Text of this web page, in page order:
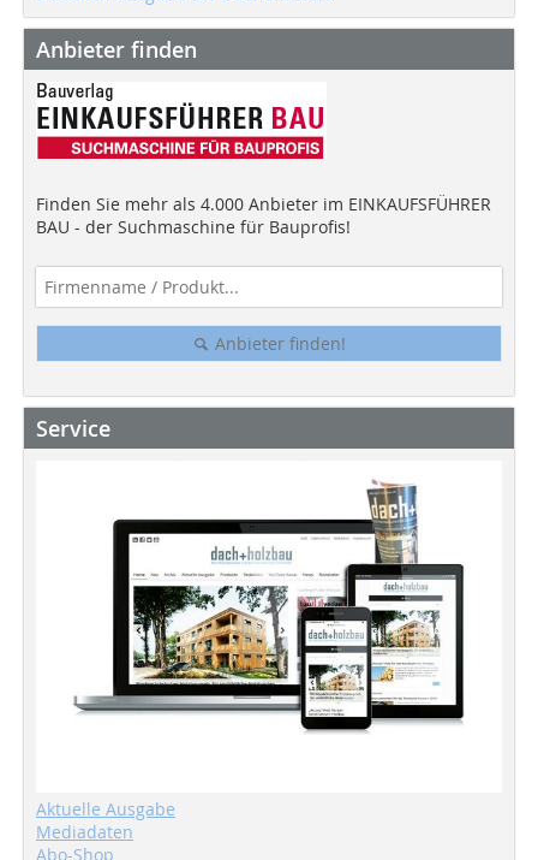
Anbieter finden
Finden Sie mehr als 4.000 Anbieter im EINKAUFSFÜHRER
BAU - der Suchmaschine für Bauprofis!
Anbieter finden!
Service
Aktuelle Ausgabe
Mediadaten
Abo-Shop